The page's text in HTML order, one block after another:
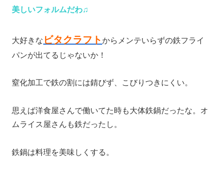
美しいフォルムだわ♫
大好きな ビタクラフトからメンテいらずの鉄フライ
パンが出てるじゃないか！
窒化加工で鉄の割には錆びず、こびりつきにくい。
思えば洋食屋さんで働いてた時も大体鉄鍋だったな。オ
ムライス屋さんも鉄だったし。
鉄鍋は料理を美味しくする。